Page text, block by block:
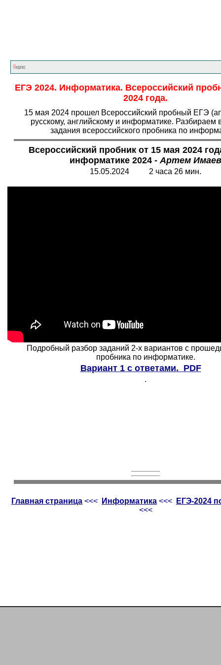
ЕГЭ 2024. Информатика. Всероссийский
2024 года.
15 мая 2024 прошел Всероссийский пробный ЕГЭ
русскому, английскому и информатике. Разбираем
задания всероссийского пробника по
Всероссийский пробник от 15 мая 2024
информатике 2024 -Артем Имаев
15.05.2024 2 часа 26 мин.
Подробный разбор заданий 2-х вариантов с
пробника по информатике.
Вариант 1 с ответами. PDF
.
Главная страница <<< Информатика <<<
ЕГЭ-2024
<<<